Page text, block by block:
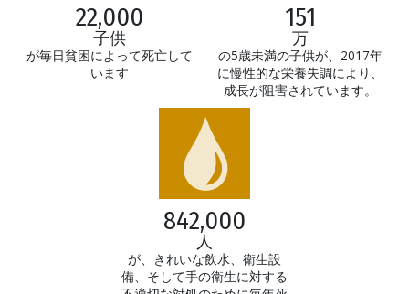
22,000
子供
が毎日貧困によって死亡して
います
151
万
の5歳未満の子供が、2017年
に慢性的な栄養失調により、
成長が阻害されています。
842,000
人
が、きれいな飲水、衛生設
備、そして手の衛生に対する